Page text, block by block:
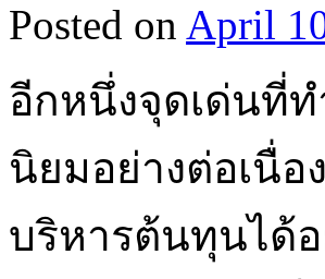
Posted on April
อีกหนึ่งจุดเด่นที่ท
นิยมอย่างต่อเนื่
บริหารต้นทุนได้